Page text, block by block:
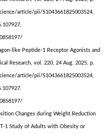
article/pii/S1043661825003524,
like Peptide-1 Receptor Agonists and
Research, vol. 220, 24 Aug. 2025, p.
article/pii/S1043661825003524,
Changes during Weight Reduction
Study of Adults with Obesity or